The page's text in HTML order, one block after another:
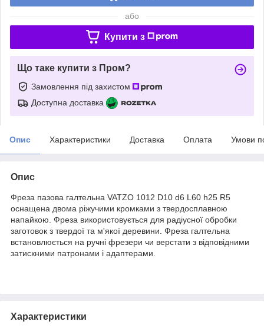
або
Купити з
Що таке купити з Пром?
Замовлення під захистом
Доступна доставка
Опис Характеристики Доставка Оплата Умови
Опис
Фреза пазова галтельна VATZO 1012 D10 d6 L60 h25 R5
оснащена двома ріжучими кромками з твердосплавною
напайкою. Фреза використовується для радіусної обробки
заготовок з твердої та м'якої деревини. Фреза галтельна
встановлюється на ручні фрезери чи верстати з відповідними
затискними патронами і адаптерами.
Характеристики